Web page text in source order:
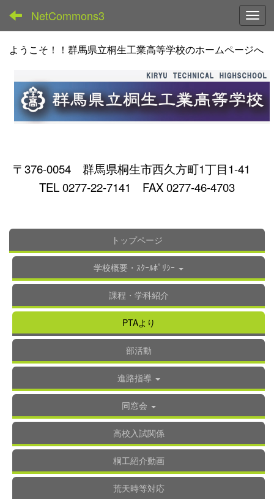
NetCommons3
ようこそ！！群馬県立桐生工業高等学校のホームページへ
〒376-0054 群馬県桐生市西久方町1丁目1-41
TEL 0277-22-7141 FAX 0277-46-4703
トップページ
学校概要・ｽｸｰﾙﾎﾟﾘｼｰ
課程・学科紹介
PTAより
部活動
進路指導
同窓会
高校入試関係
桐工紹介動画
荒天時等対応